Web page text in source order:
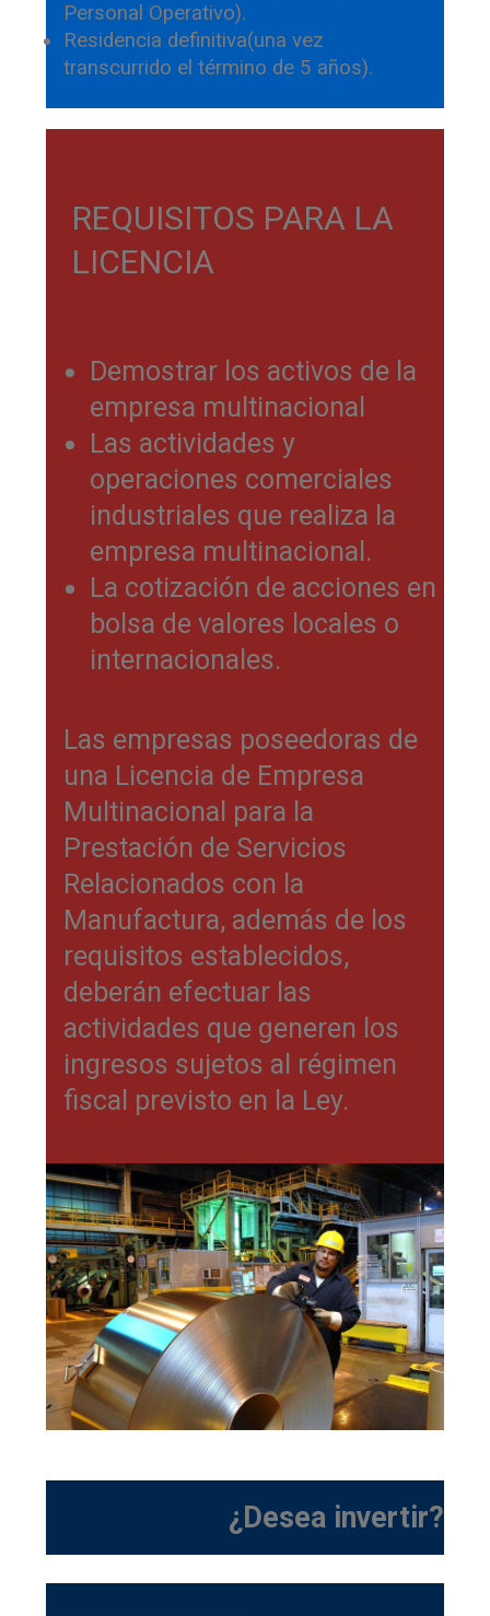
Personal Operativo).
Residencia definitiva(una vez
transcurrido el término de 5 años).
REQUISITOS PARA LA
LICENCIA
Demostrar los activos de la
empresa multinacional
Las actividades y
operaciones comerciales
industriales que realiza la
empresa multinacional.
La cotización de acciones en
bolsa de valores locales o
internacionales.
Las empresas poseedoras de
una Licencia de Empresa
Multinacional para la
Prestación de Servicios
Relacionados con la
Manufactura, además de los
requisitos establecidos,
deberán efectuar las
actividades que generen los
ingresos sujetos al régimen
fiscal previsto en la Ley.
¿Desea invertir?